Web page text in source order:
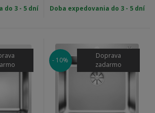
do 3 - 5 dní Doba expedovania do 3 - 5 dní
- 10%
Doprava
zadarmo